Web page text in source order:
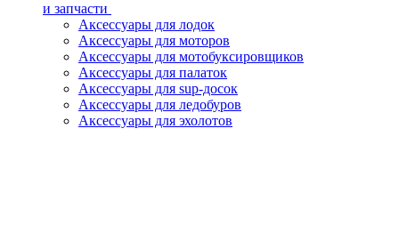
и запчасти
Аксессуары для лодок
Аксессуары для моторов
Аксессуары для мотобуксировщиков
Аксессуары для палаток
Аксессуары для sup-досок
Аксессуары для ледобуров
Аксессуары для эхолотов